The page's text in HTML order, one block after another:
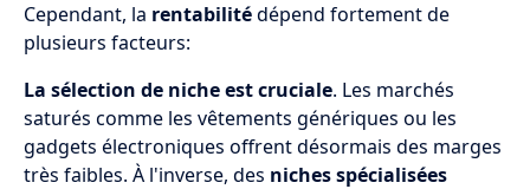
Cependant, la rentabilitédépend fortement de
plusieurs facteurs:
La sélection de niche est cruciale. Les marchés
saturés comme les vêtements génériques ou les
gadgets électroniques offrent désormais des marges
très faibles. À l'inverse, des niches spécialisées